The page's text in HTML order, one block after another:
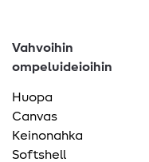
Vahvoihin
ompeluideioihin
Huopa
Canvas
Keinonahka
Softshell